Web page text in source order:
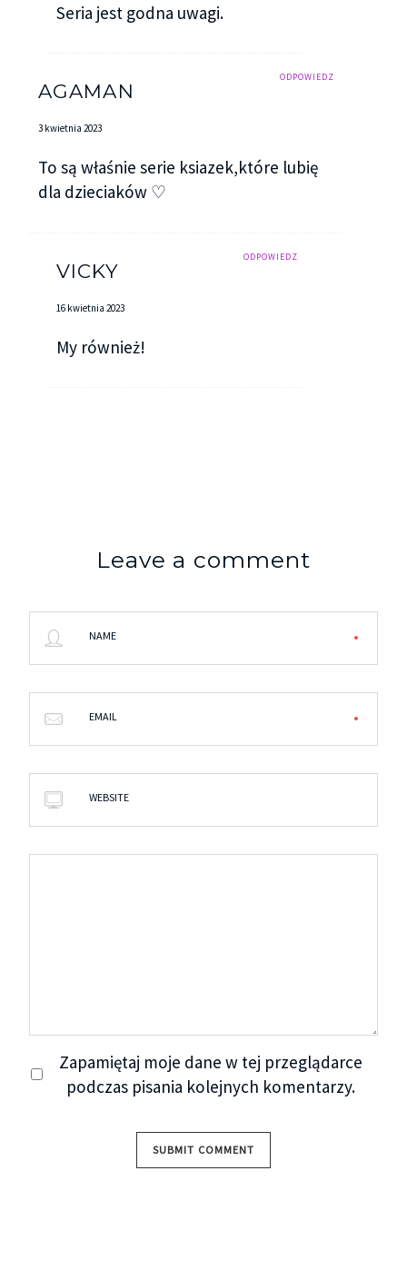
Seria jest godna uwagi.
ODPOWIEDZ
AGAMAN
3 kwietnia 2023
To są właśnie serie ksiazek,które lubię
dla dzieciaków ♡
ODPOWIEDZ
VICKY
16 kwietnia 2023
My również!
Leave a comment
NAME
EMAIL
WEBSITE
Zapamiętaj moje dane w tej przeglądarce
podczas pisania kolejnych komentarzy.